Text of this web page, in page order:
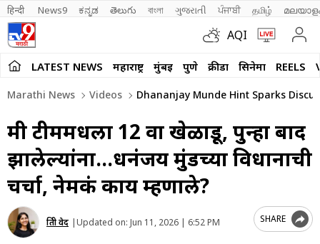
हिन्दी News9 ಕನ್ನಡ తెలుగు বাংলা ગુજરાતી ਪੰਜਾਬੀ தமிழ்
AQI
LATEST NEWS महाराष्ट्र मुंबई पुणे क्रीडा सिनेमा REELS
Marathi News Videos Dhananjay Munde Hint Sparks
मी टीममधला 12 वा खेळाडू, पुन्हा बाद
झालेल्यांना…धनंजय मुंडेंच्या विधानाची
चर्चा, नेमकं काय म्हणाले?
प्रिती वेद |Updated on: Jun 11, 2026 | 6:52 PM SHARE